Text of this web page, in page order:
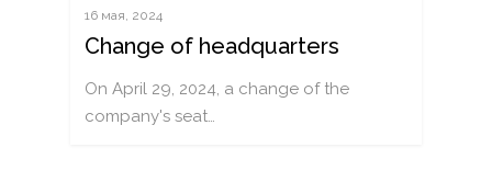
16 мая, 2024
Change of headquarters
On April 29, 2024, a change of the
company's seat…